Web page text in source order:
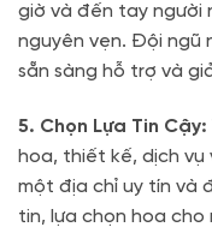
giờ và đến tay người
nguyên vẹn. Đội ngũ
sẵn sàng hỗ trợ và
5. Chọn Lựa Tin Cậy:
hoa, thiết kế, dịch vụ
một địa chỉ uy tín và
tin, lựa chọn hoa